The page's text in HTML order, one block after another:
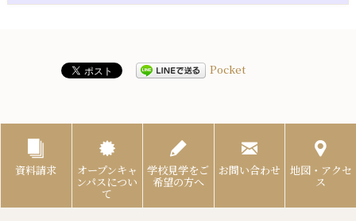
Pocket
資料請求 オープンキャ
ンパスについ
て
学校見学をご
希望の方へ
お問い合わせ 地図・アクセ
ス